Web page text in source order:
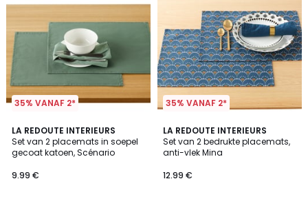
35% VANAF 2*
LA REDOUTE INTERIEURS
Set van 2 placemats in soepel
gecoat katoen, Scénario
9.99 €
2.5
/ 5
6
Kleuren
35% VANAF 2*
LA REDOUTE INTERIEURS
Set van 2 bedrukte placemats,
anti-vlek Mina
12.99 €
4.3
/ 5